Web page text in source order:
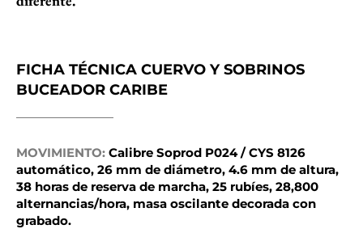
FICHA TÉCNICA CUERVO Y SOBRINOS
BUCEADOR CARIBE
MOVIMIENTO: Calibre Soprod P024 / CYS 8126
automático, 26 mm de diámetro, 4.6 mm de altura,
38 horas de reserva de marcha, 25 rubíes, 28,800
alternancias/hora, masa oscilante decorada con
grabado.